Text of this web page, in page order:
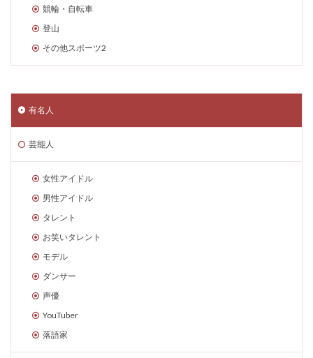
競輪・自転車
登山
その他スポーツ2
有名人
芸能人
女性アイドル
男性アイドル
タレント
お笑いタレント
モデル
ダンサー
声優
YouTuber
落語家